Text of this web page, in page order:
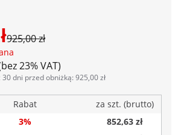
925,00 zł
23% VAT)
30 dni przed obniżką: 925,00 zł
Rabat
za szt. (brutto)
3%
852,63 zł